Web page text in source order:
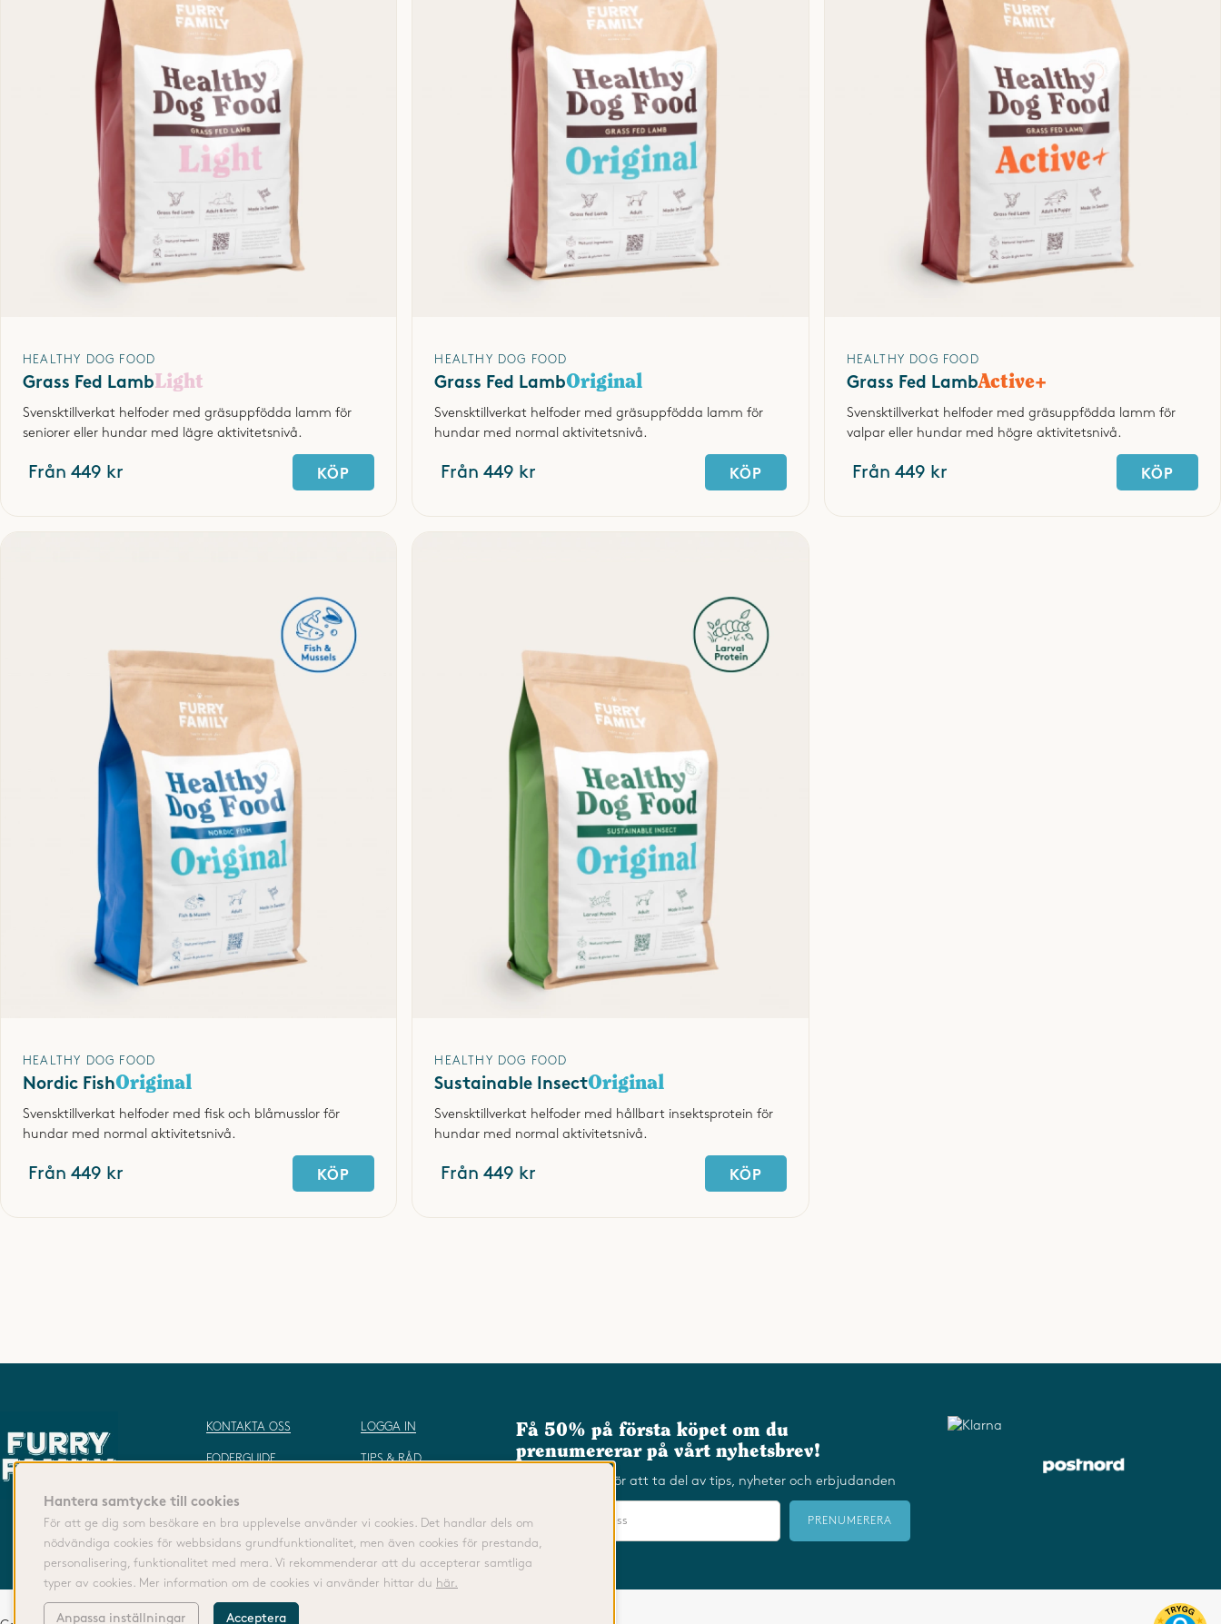
HEALTHY DOG FOOD
Grass Fed LambLight
Svensktillverkat helfoder med gräsuppfödda lamm för
seniorer eller hundar med lägre aktivitetsnivå.
Från 449 kr KÖP
HEALTHY DOG FOOD
Grass Fed LambOriginal
Svensktillverkat helfoder med gräsuppfödda lamm för
hundar med normal aktivitetsnivå.
Från 449 kr KÖP
HEALTHY DOG FOOD
Grass Fed LambActive+
Svensktillverkat helfoder med gräsuppfödda lamm för
valpar eller hundar med högre aktivitetsnivå.
Från 449 kr KÖP
HEALTHY DOG FOOD
Nordic FishOriginal
Svensktillverkat helfoder med fisk och blåmusslor för
hundar med normal aktivitetsnivå.
Från 449 kr KÖP
HEALTHY DOG FOOD
Sustainable InsectOriginal
Svensktillverkat helfoder med hållbart insektsprotein för
hundar med normal aktivitetsnivå.
Från 449 kr KÖP
Hantera samtycke till cookies
För att ge dig som besökare en bra upplevelse använder vi cookies. Det handlar dels om
nödvändiga cookies för webbsidans grundfunktionalitet, men även cookies för prestanda,
personalisering, funktionalitet med mera. Vi rekommenderar att du accepterar samtliga
typer av cookies. Mer information om de cookies vi använder hittar du här.
Anpassa inställningar Acceptera
KONTAKTA OSS
FODERGUIDE
ÅNGRA KÖP
LOGGA IN
TIPS & RÅD
Få 50% på första köpet om du
prenumererar på vårt nyhetsbrev!
Fyll i din e-post för att ta del av tips, nyheter och erbjudanden
PRENUMERERA